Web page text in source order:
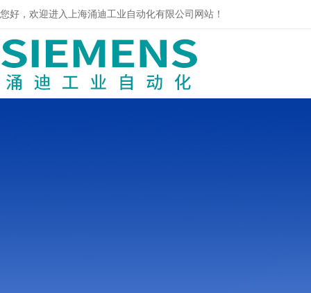
您好，欢迎进入上海涌迪工业自动化有限公司网站！